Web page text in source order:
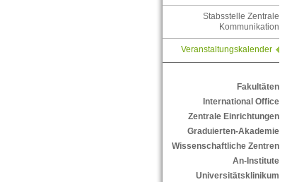
Stabsstelle Zentrale
Kommunikation
Veranstaltungskalender
Fakultäten
International Office
Zentrale Einrichtungen
Graduierten-Akademie
Wissenschaftliche Zentren
An-Institute
Universitätsklinikum